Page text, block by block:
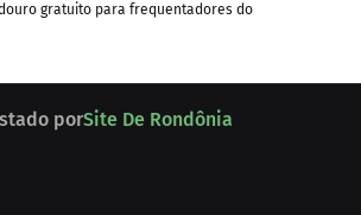
gratuito para frequentadores do
porSite De Rondônia